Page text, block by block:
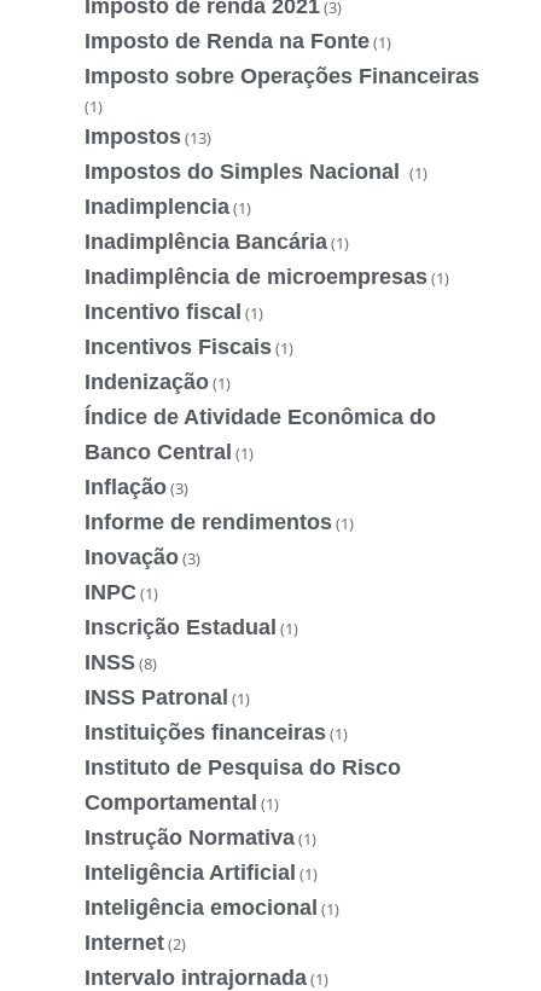
Imposto de renda 2021(3)
Imposto de Renda na Fonte(1)
Imposto sobre Operações Financeiras
(1)
Impostos(13)
Impostos do Simples Nacional (1)
Inadimplencia(1)
Inadimplência Bancária(1)
Inadimplência de microempresas(1)
Incentivo fiscal (1)
Incentivos Fiscais(1)
Indenização(1)
Índice de Atividade Econômica do
Banco Central (1)
Inflação(3)
Informe de rendimentos(1)
Inovação(3)
INPC(1)
Inscrição Estadual (1)
INSS(8)
INSS Patronal (1)
Instituições financeiras(1)
Instituto de Pesquisa do Risco
Comportamental (1)
Instrução Normativa(1)
Inteligência Artificial (1)
Inteligência emocional (1)
Internet(2)
Intervalo intrajornada(1)